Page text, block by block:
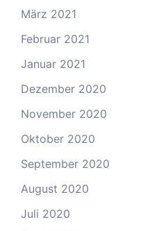
März 2021
Februar 2021
Januar 2021
Dezember 2020
November 2020
Oktober 2020
September 2020
August 2020
Juli 2020